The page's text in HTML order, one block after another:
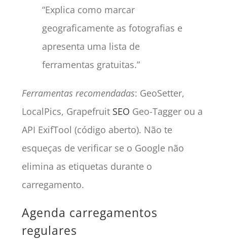
“Explica como marcar
geograficamente as fotografias e
apresenta uma lista de
ferramentas gratuitas.”
Ferramentas recomendadas: GeoSetter,
LocalPics, Grapefruit SEO Geo-Tagger ou a
API ExifTool (código aberto). Não te
esqueças de verificar se o Google não
elimina as etiquetas durante o
carregamento.
Agenda carregamentos
regulares